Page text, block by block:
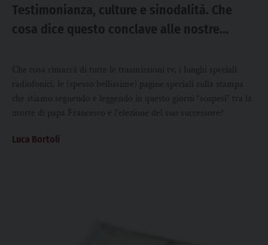
Testimonianza, culture e sinodalità. Che
cosa dice questo conclave alle nostre
Che cosa rimarrà di tutte le trasmissioni tv, i lunghi speciali
radiofonici, le (spesso bellissime) pagine speciali sulla stampa
che stiamo seguendo e leggendo in questo giorni “sospesi” tra la
morte di papa Francesco e l’elezione del suo successore?
Luca Bortoli